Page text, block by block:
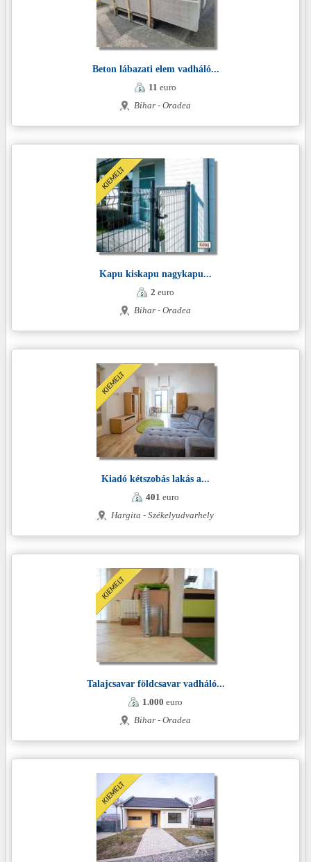
Beton lábazati elem vadháló...
11 euro
Bihar - Oradea
Kapu kiskapu nagykapu...
2 euro
Bihar - Oradea
Kiadó kétszobás lakás a...
401 euro
Hargita - Székelyudvarhely
Talajcsavar földcsavar vadháló...
1.000 euro
Bihar - Oradea